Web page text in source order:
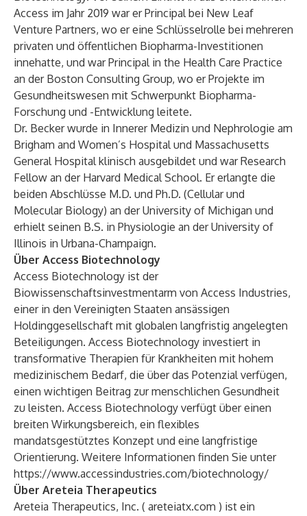
Access im Jahr 2019 war er Principal bei New Leaf
Venture Partners, wo er eine Schlüsselrolle bei mehreren
privaten und öffentlichen Biopharma-Investitionen
innehatte, und war Principal in the Health Care Practice
an der Boston Consulting Group, wo er Projekte im
Gesundheitswesen mit Schwerpunkt Biopharma-
Forschung und -Entwicklung leitete.
Dr. Becker wurde in Innerer Medizin und Nephrologie am
Brigham and Women’s Hospital und Massachusetts
General Hospital klinisch ausgebildet und war Research
Fellow an der Harvard Medical School. Er erlangte die
beiden Abschlüsse M.D. und Ph.D. (Cellular und
Molecular Biology) an der University of Michigan und
erhielt seinen B.S. in Physiologie an der University of
Illinois in Urbana-Champaign.
Über Access Biotechnology
Access Biotechnology ist der
Biowissenschaftsinvestmentarm von Access Industries,
einer in den Vereinigten Staaten ansässigen
Holdinggesellschaft mit globalen langfristig angelegten
Beteiligungen. Access Biotechnology investiert in
transformative Therapien für Krankheiten mit hohem
medizinischem Bedarf, die über das Potenzial verfügen,
einen wichtigen Beitrag zur menschlichen Gesundheit
zu leisten. Access Biotechnology verfügt über einen
breiten Wirkungsbereich, ein flexibles
mandatsgestütztes Konzept und eine langfristige
Orientierung. Weitere Informationen finden Sie unter
https://www.accessindustries.com/biotechnology/
Über Areteia Therapeutics
Areteia Therapeutics, Inc. ( areteiatx.com ) ist ein